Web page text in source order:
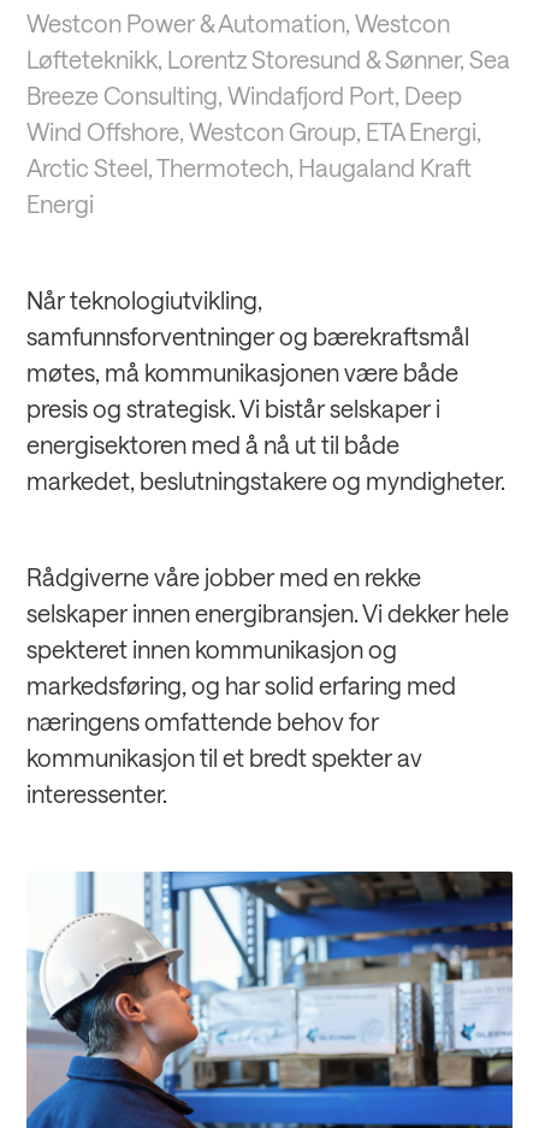
Westcon Power & Automation, Westcon
Løfteteknikk, Lorentz Storesund & Sønner, Sea
Breeze Consulting, Windafjord Port, Deep
Wind Offshore, Westcon Group, ETA Energi,
Arctic Steel, Thermotech, Haugaland Kraft
Energi
Når teknologiutvikling,
samfunnsforventninger og bærekraftsmål
møtes, må kommunikasjonen være både
presis og strategisk. Vi bistår selskaper i
energisektoren med å nå ut til både
markedet, beslutningstakere og myndigheter.
Rådgiverne våre jobber med en rekke
selskaper innen energibransjen. Vi dekker hele
spekteret innen kommunikasjon og
markedsføring, og har solid erfaring med
næringens omfattende behov for
kommunikasjon til et bredt spekter av
interessenter.